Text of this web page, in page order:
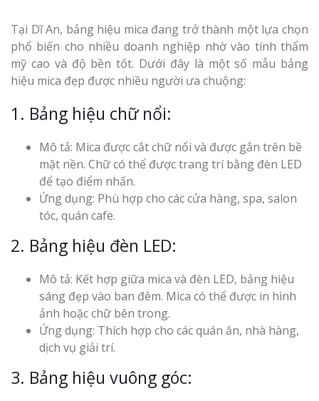
Tại Dĩ An, bảng hiệu mica đang trở thành một lựa chọn
phổ biến cho nhiều doanh nghiệp nhờ vào tính thẩm
mỹ cao và độ bền tốt. Dưới đây là một số mẫu bảng
hiệu mica đẹp được nhiều người ưa chuộng:
1. Bảng hiệu chữ nổi:
Mô tả: Mica được cắt chữ nổi và được gắn trên bề
mặt nền. Chữ có thể được trang trí bằng đèn LED
để tạo điểm nhấn.
Ứng dụng: Phù hợp cho các cửa hàng, spa, salon
tóc, quán cafe.
2. Bảng hiệu đèn LED:
Mô tả: Kết hợp giữa mica và đèn LED, bảng hiệu
sáng đẹp vào ban đêm. Mica có thể được in hình
ảnh hoặc chữ bên trong.
Ứng dụng: Thích hợp cho các quán ăn, nhà hàng,
dịch vụ giải trí.
3. Bảng hiệu vuông góc: